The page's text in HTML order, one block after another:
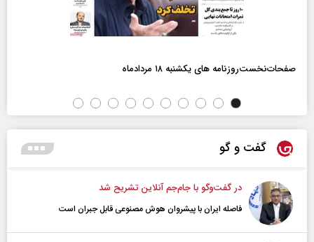
صفحات‌نخست‌روزنامه ها‌ی یکشنبه ۱۸ مردادماه
گفت و گو
در گفت‌و‌گو با جام‌جم آنلاین تشریح شد
فاصله ایران با پیشرو‌ان هوش مصنوعی قابل جبران است